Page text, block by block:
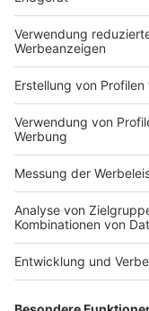
In der Phase der
Monate) werden
ausgebaut, dass
Mails und damit
werden kann.
technischen
Cloud-Anbieter
bereitzustellen.
Archivsystemen
Kapazitäten zu
aufzusetzen und
Zur
und Qualität der
entsprechenden
anzubinden und
oder